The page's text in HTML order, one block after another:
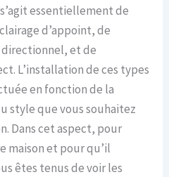
essentiellement de
d’appoint, de
et de
L’installation de ces types
en fonction de la
style que vous souhaitez
Dans cet aspect, pour
maison et pour qu’il
êtes tenus de voir les